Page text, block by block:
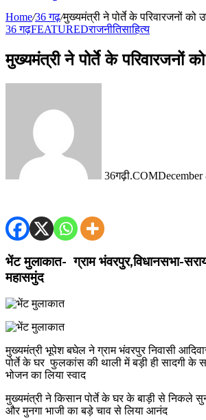
Home/36 गढ़/मुख्यमंत्री ने पोर्ते के परिवारजनों को
36 गढ़FEATUREDराजनीतिसाहित्य
मुख्यमंत्री ने पोर्ते के परिवारजनों
36गढ़ी.COMDecember
भेंट मुलाकात- ग्राम भंवरपुर,विधानसभा-
महासमुंद
मुख्यमंत्री भूपेश बघेल ने ग्राम भंवरपुर निवासी
पोर्ते के घर फुलकांस की थाली में बड़ी ही सादगी के
भोजन का लिया स्वाद
मुख्यमंत्री ने किसान पोर्ते के घर के बाड़ी से निकले
और मुनगा भाजी का बड़े चाव से लिया आनंद